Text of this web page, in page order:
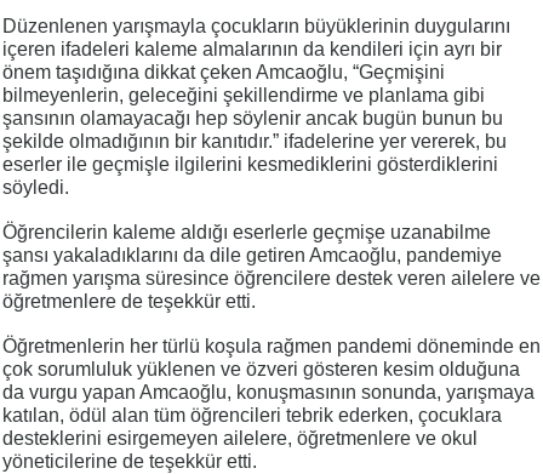
Düzenlenen yarışmayla çocukların büyüklerinin duygularını
içeren ifadeleri kaleme almalarının da kendileri için ayrı bir
önem taşıdığına dikkat çeken Amcaoğlu, “Geçmişini
bilmeyenlerin, geleceğini şekillendirme ve planlama gibi
şansının olamayacağı hep söylenir ancak bugün bunun bu
şekilde olmadığının bir kanıtıdır.” ifadelerine yer vererek, bu
eserler ile geçmişle ilgilerini kesmediklerini gösterdiklerini
söyledi.
Öğrencilerin kaleme aldığı eserlerle geçmişe uzanabilme
şansı yakaladıklarını da dile getiren Amcaoğlu, pandemiye
rağmen yarışma süresince öğrencilere destek veren ailelere ve
öğretmenlere de teşekkür etti.
Öğretmenlerin her türlü koşula rağmen pandemi döneminde en
çok sorumluluk yüklenen ve özveri gösteren kesim olduğuna
da vurgu yapan Amcaoğlu, konuşmasının sonunda, yarışmaya
katılan, ödül alan tüm öğrencileri tebrik ederken, çocuklara
desteklerini esirgemeyen ailelere, öğretmenlere ve okul
yöneticilerine de teşekkür etti.